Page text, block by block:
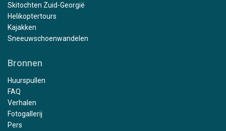
Skitochten Zuid-Georgië
Helikoptertours
Kajakken
Sneeuwschoenwandelen
Bronnen
Huurspullen
FAQ
Verhalen
Fotogallerij
Pers